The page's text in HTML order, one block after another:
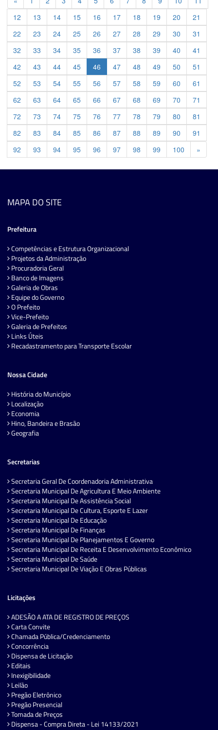
12
13 14 15 16 17 18 19 20
21
22
23 24 25 26 27 28 29 30
31
32
33 34 35 36 37 38 39 40
41
42
43 44 45 46 47 48 49 50
51
52
53 54 55 56 57 58 59 60
61
62
63 64 65 66 67 68 69 70
71
72
73 74 75 76 77 78 79 80
81
82
83 84 85 86 87 88 89 90
91
92
93 94 95 96 97 98 99 100 »
MAPA DO SITE
Prefeitura
Competências e Estrutura Organizacional
Projetos da Administração
Procuradoria Geral
Banco de Imagens
Galeria de Obras
Equipe do Governo
O Prefeito
Vice-Prefeito
Galeria de Prefeitos
Links Úteis
Recadastramento para Transporte Escolar
Nossa Cidade
História do Município
Localização
Economia
Hino, Bandeira e Brasão
Geografia
Secretarias
Secretaria Geral De Coordenadoria Administrativa
Secretaria Municipal De Agricultura E Meio Ambiente
Secretaria Municipal De Assistência Social
Secretaria Municipal De Cultura, Esporte E Lazer
Secretaria Municipal De Educação
Secretaria Municipal De Finanças
Secretaria Municipal De Planejamentos E Governo
Secretaria Municipal De Receita E Desenvolvimento Econômico
Secretaria Municipal De Saúde
Secretaria Municipal De Viação E Obras Públicas
Licitações
ADESÃO A ATA DE REGISTRO DE PREÇOS
Carta Convite
Chamada Pública/Credenciamento
Concorrência
Dispensa de Licitação
Editais
Inexigibilidade
Leilão
Pregão Eletrônico
Pregão Presencial
Tomada de Preços
Dispensa - Compra Direta - Lei 14133/2021